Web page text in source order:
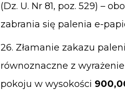
(Dz. U. Nr 81, poz. 529) –
zabrania się palenia e-
26. Złamanie zakazu
równoznaczne z
pokoju w wysokości